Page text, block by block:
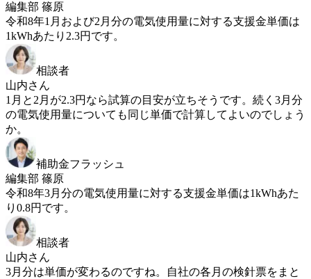
編集部 篠原
令和8年1月および2月分の電気使用量に対する支援金単価は
1kWhあたり2.3円です。
相談者
山内さん
1月と2月が2.3円なら試算の目安が立ちそうです。続く3月分
の電気使用量についても同じ単価で計算してよいのでしょう
か。
補助金フラッシュ
編集部 篠原
令和8年3月分の電気使用量に対する支援金単価は1kWhあた
り0.8円です。
相談者
山内さん
3月分は単価が変わるのですね。自社の各月の検針票をまと